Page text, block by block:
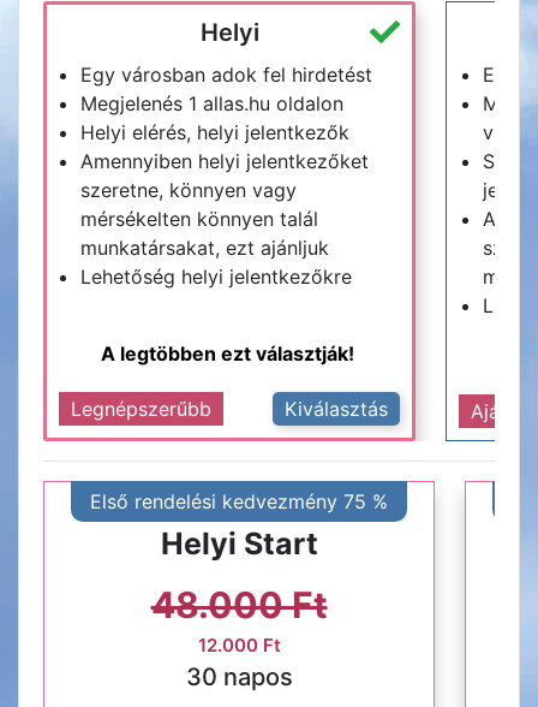
Helyi
Egy városban adok fel hirdetést
Megjelenés 1 allas.hu oldalon
Helyi elérés, helyi jelentkezők
Amennyiben helyi jelentkezőket
szeretne, könnyen vagy
mérsékelten könnyen talál
munkatársakat, ezt ajánljuk
Lehetőség helyi jelentkezőkre
A legtöbben ezt választják!
Legnépszerűbb Kiválasztás
Egy
vagy
Első rendelési kedvezmény 75 %
Helyi Start
48.000 Ft
12.000 Ft
30 napos